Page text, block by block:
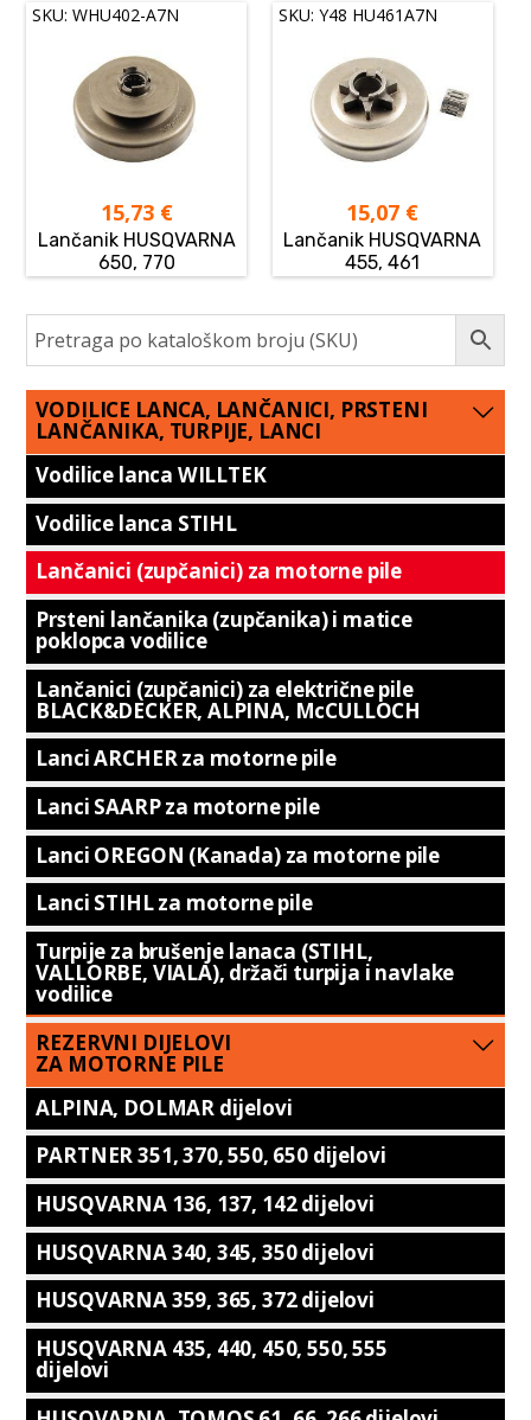
SKU: WHU402-A7N
15,73 €
Lančanik HUSQVARNA
650, 770
SKU: Y48 HU461A7N
15,07 €
Lančanik HUSQVARNA
455, 461
VODILICE LANCA, LANČANICI, PRSTENI
LANČANIKA, TURPIJE, LANCI
Vodilice lanca WILLTEK
Vodilice lanca STIHL
Lančanici (zupčanici) za motorne pile
Prsteni lančanika (zupčanika) i matice
poklopca vodilice
Lančanici (zupčanici) za električne pile
BLACK&DECKER, ALPINA, McCULLOCH
Lanci ARCHER za motorne pile
Lanci SAARP za motorne pile
Lanci OREGON (Kanada) za motorne pile
Lanci STIHL za motorne pile
Turpije za brušenje lanaca (STIHL,
VALLORBE, VIALA), držači turpija i navlake
vodilice
REZERVNI DIJELOVI
ZA MOTORNE PILE
ALPINA, DOLMAR dijelovi
PARTNER 351, 370, 550, 650 dijelovi
HUSQVARNA 136, 137, 142 dijelovi
HUSQVARNA 340, 345, 350 dijelovi
HUSQVARNA 359, 365, 372 dijelovi
HUSQVARNA 435, 440, 450, 550, 555
dijelovi